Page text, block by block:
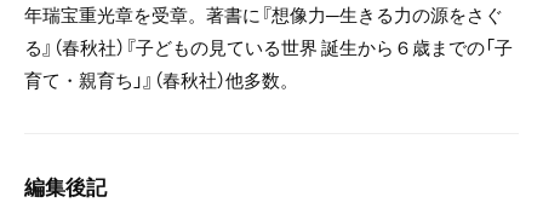
年瑞宝重光章を受章。著書に『想像力─生きる力の源をさぐ
る』（春秋社）『子どもの見ている世界 誕生から６歳までの「子
育て・親育ち」』（春秋社）他多数。
編集後記